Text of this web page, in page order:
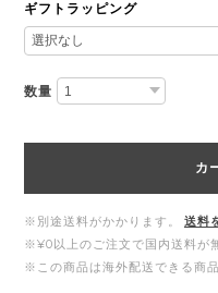
ギフトラッピング
数量
カ
※別途送料がかかります。
送料
※¥0以上のご注文で国内送料が
※この商品は海外配送できる商品